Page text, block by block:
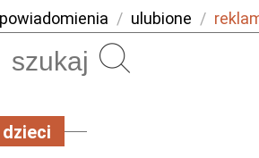
powiadomienia / ulubione /
dzieci